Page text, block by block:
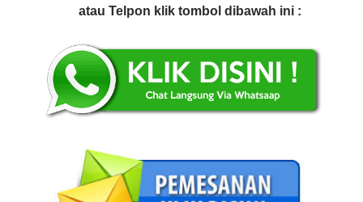
atau Telpon klik tombol dibawah ini :